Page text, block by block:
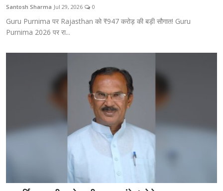
Santosh Sharma Jul 29, 2026 0
Guru Purnima पर Rajasthan को ₹947 करोड़ की बड़ी सौगात! Guru
Purnima 2026 पर रा...